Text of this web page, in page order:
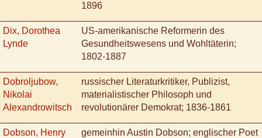
1896
Dix, Dorothea
Lynde
US-amerikanische Reformerin des
Gesundheitswesens und Wohltäterin;
1802-1887
Dobroljubow,
Nikolai
Alexandrowitsch
russischer Literaturkritiker, Publizist,
materialistischer Philosoph und
revolutionärer Demokrat; 1836-1861
Dobson, Henry
gemeinhin Austin Dobson; englischer Poet